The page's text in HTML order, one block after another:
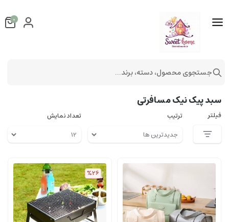
سبد پیک نیک مسافرتی
فیلتر ترتیب تعداد نمایش
%26
0
جستجوی محصول، دسته، برند...